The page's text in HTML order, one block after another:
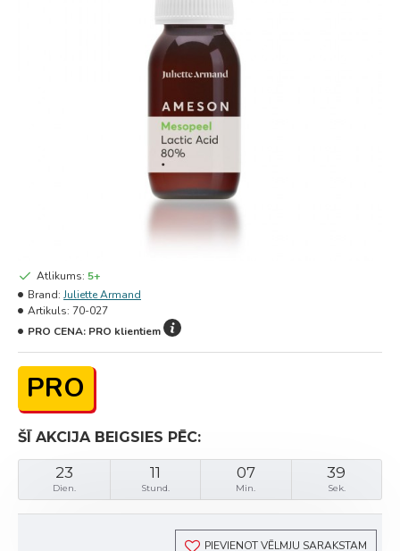
ŠĪ AKCIJA BEIGSIES PĒC:
23
Dien.
11
Stund.
07
Min.
39
Sek.
PRO
Atlikums: 5+
Brand: Juliette Armand
Artikuls: 70-027
PRO CENA: PRO klientiem
PIEVIENOT VĒLMJU SARAKSTAM